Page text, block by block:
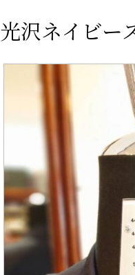
光沢ネイビー